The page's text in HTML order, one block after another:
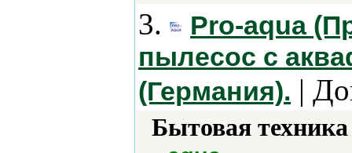
3.
Pro-aqua
пылесос с
(Германия). |
Бытовая